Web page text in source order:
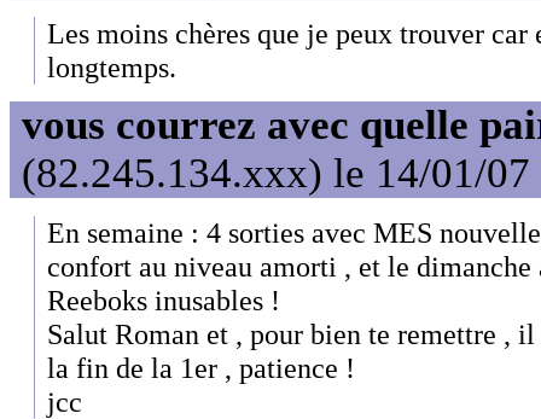
Les moins chères que je peux trouver car
longtemps.
vous courrez avec quelle
(82.245.134.xxx) le 14/01/07
En semaine : 4 sorties avec MES
confort au niveau amorti , et le dimanche
Reeboks inusables !
Salut Roman et , pour bien te remettre , il
la fin de la 1er , patience !
jcc